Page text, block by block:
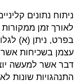
ניתוח נתונים
לאורך זמן
בפרט, ניתן (א)
עצמן בשכיחות
דבר אשר למעשה
התנהגויות שונות